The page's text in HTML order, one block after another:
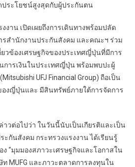
ประโยชน์สูงสุดกับผู้ประกันตน
งาน เปิดเผยถึงการเดินทางพร้อมปลัด
รสำนักงานประกันสังคม และคณะฯ ร่วม
วข้องเศรษฐกิจ​ของประเทศญี่ปุ่นที่มีการ
ารเงินในประเทศญี่ปุ่น พร้อมพบปะผู้
UFJ Financial Group) ถือเป็น
งญี่ปุ่นและ​ มีสินทรัพย์ภายใต้การจัดการ​
วต่อไปว่า ในวันนี้นับเป็นเกียรติและเป็น
กันสังคม กระทรวงแรงงาน ได้เรียนรู้
ง “มุมมองสภาวะเศรษฐกิจและโอกาสใน
MUFG และภาวะตลาดการลงทุนใน